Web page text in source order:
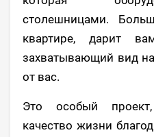
столешницами.
квартире, дарит
захватывающий вид
от вас.
Это особый
качество жизни